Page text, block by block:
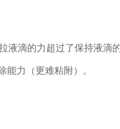
滴的力超过了保持液滴
能力（更难粘附）。